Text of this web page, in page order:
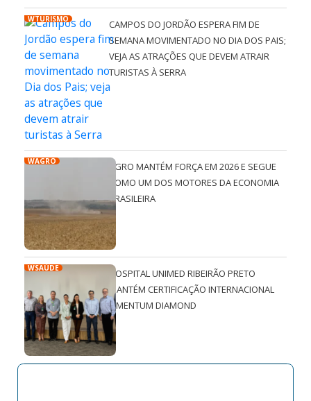
WTURISMO
CAMPOS DO JORDÃO ESPERA FIM DE
SEMANA MOVIMENTADO NO DIA DOS PAIS;
VEJA AS ATRAÇÕES QUE DEVEM ATRAIR
TURISTAS À SERRA
WAGRO
AGRO MANTÉM FORÇA EM 2026 E SEGUE
COMO UM DOS MOTORES DA ECONOMIA
BRASILEIRA
WSAÚDE
HOSPITAL UNIMED RIBEIRÃO PRETO
MANTÉM CERTIFICAÇÃO INTERNACIONAL
QMENTUM DIAMOND